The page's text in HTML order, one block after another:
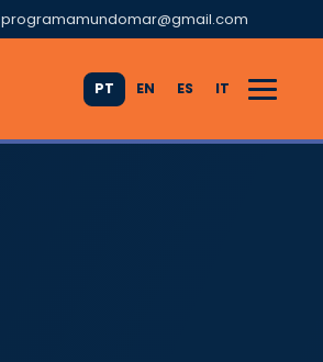
programamundomar@gmail.com
PT EN ES IT